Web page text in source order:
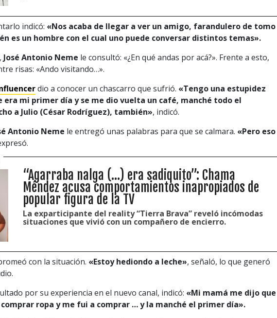
indicó: «Nos acaba de llegar a ver un amigo, farandulero de tomo
es un hombre con el cual uno puede conversar distintos temas».
José Antonio Neme le consultó: «¿En qué andas por acá?». Frente a esto,
risas: «Ando visitando…».
dio a conocer un chascarro que sufrió. «Tengo una estupidez
era mi primer día y se me dio vuelta un café, manché todo el
a Julio (César Rodríguez), también», indicó.
Antonio Neme le entregó unas palabras para que se calmara. «Pero eso
“Agarraba nalga (...) era sadiquito”: Chama
Méndez acusa comportamientos inapropiados de
popular figura de la TV
La exparticipante del reality “Tierra Brava” reveló incómodas
situaciones que vivió con un compañero de encierro.
con la situación. «Estoy hediondo a leche», señaló, lo que generó
por su experiencia en el nuevo canal, indicó: «Mi mamá me dijo que
ropa y me fui a comprar … y la manché el primer día».